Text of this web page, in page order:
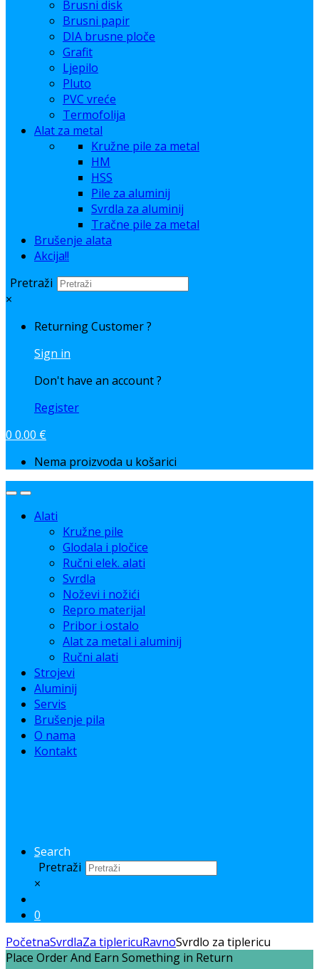
Brusni disk
Brusni papir
DIA brusne ploče
Grafit
Ljepilo
Pluto
PVC vreće
Termofolija
Alat za metal
Kružne pile za metal
HM
HSS
Pile za aluminij
Svrdla za aluminij
Tračne pile za metal
Brušenje alata
Akcija!!
Pretraži
×
Returning Customer ?
Sign in
Don't have an account ?
Register
0 0.00 €
Nema proizvoda u košarici
Alati
Kružne pile
Glodala i pločice
Ručni elek. alati
Svrdla
Noževi i nožići
Repro materijal
Pribor i ostalo
Alat za metal i aluminij
Ručni alati
Strojevi
Aluminij
Servis
Brušenje pila
O nama
Kontakt
Search
Pretraži
×
0
PočetnaSvrdlaZa tiplericuRavnoSvrdlo za tiplericu
Place Order And Earn Something in Return